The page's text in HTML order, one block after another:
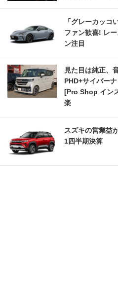
「グレーカッコ
ファン歓喜! レ
ン注目
見た目は純正、
PHD+サイバー
[Pro Shop イン
楽
スズキの営業益
1四半期決算